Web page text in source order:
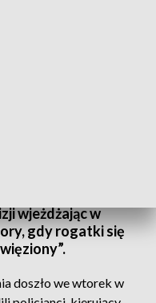
wjeżdżając w
gdy rogatki się
doszło we wtorek w